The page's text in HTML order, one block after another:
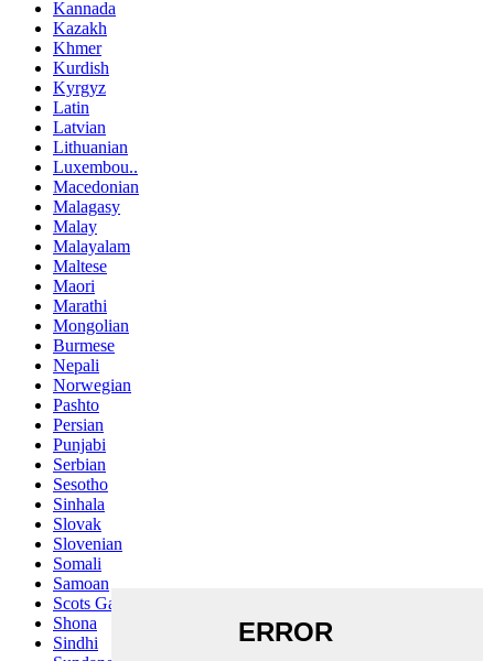
Kannada
Kazakh
Khmer
Kurdish
Kyrgyz
Latin
Latvian
Lithuanian
Luxembou..
Macedonian
Malagasy
Malay
Malayalam
Maltese
Maori
Marathi
Mongolian
Burmese
Nepali
Norwegian
Pashto
Persian
Punjabi
Serbian
Sesotho
Sinhala
Slovak
Slovenian
Somali
Samoan
Scots Gaelic
Shona
Sindhi